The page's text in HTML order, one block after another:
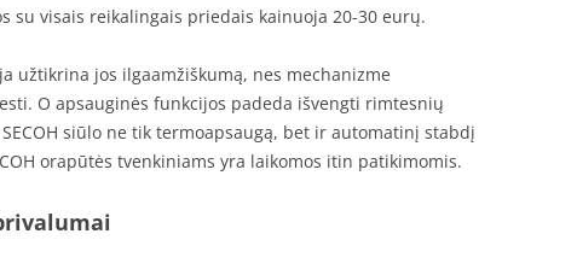
su visais reikalingais priedais kainuoja 20-30 eurų.
užtikrina jos ilgaamžiškumą, nes mechanizme
O apsauginės funkcijos padeda išvengti rimtesnių
siūlo ne tik termoapsaugą, bet ir automatinį stabdį
orapūtės tvenkiniams yra laikomos itin patikimomis.